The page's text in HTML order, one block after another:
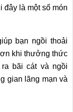
là một số món
bạn ngồi thoải
khi thưởng thức
bãi cát và ngồi
gian lãng mạn và